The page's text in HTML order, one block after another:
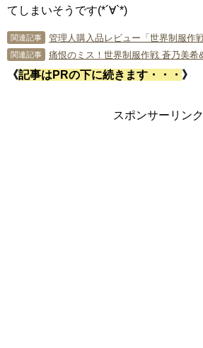
てしまいそうです(*´∀`*)
関連記事
関連記事
《記事はPRの下に続きます・・・ 》
スポンサーリンク